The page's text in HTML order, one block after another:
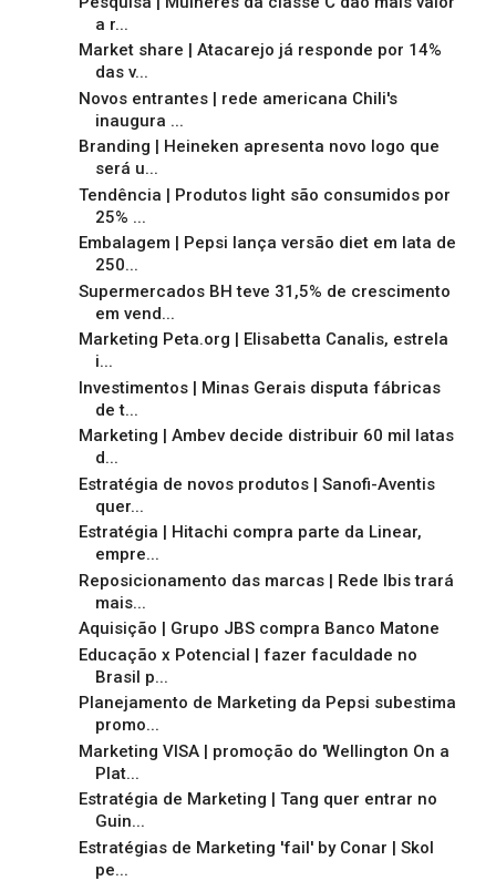
a r...
Market share | Atacarejo já responde por 14%
das v...
Novos entrantes | rede americana Chili's
inaugura ...
Branding | Heineken apresenta novo logo que
será u...
Tendência | Produtos light são consumidos por
25% ...
Embalagem | Pepsi lança versão diet em lata de
250...
Supermercados BH teve 31,5% de crescimento
em vend...
Marketing Peta.org | Elisabetta Canalis, estrela
i...
Investimentos | Minas Gerais disputa fábricas
de t...
Marketing | Ambev decide distribuir 60 mil latas
d...
Estratégia de novos produtos | Sanofi-Aventis
quer...
Estratégia | Hitachi compra parte da Linear,
empre...
Reposicionamento das marcas | Rede Ibis trará
mais...
Aquisição | Grupo JBS compra Banco Matone
Educação x Potencial | fazer faculdade no
Brasil p...
Planejamento de Marketing da Pepsi subestima
promo...
Marketing VISA | promoção do 'Wellington On a
Plat...
Estratégia de Marketing | Tang quer entrar no
Guin...
Estratégias de Marketing 'fail' by Conar | Skol
pe...